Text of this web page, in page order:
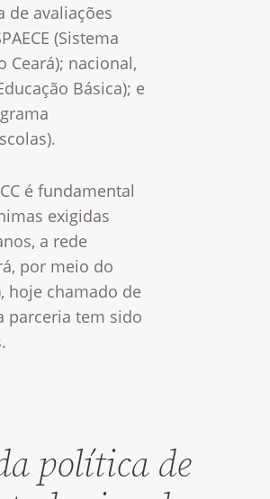
de avaliações
(Sistema
Ceará); nacional,
Básica); e
é fundamental
exigidas
a rede
por meio do
hoje chamado de
parceria tem sido
política de